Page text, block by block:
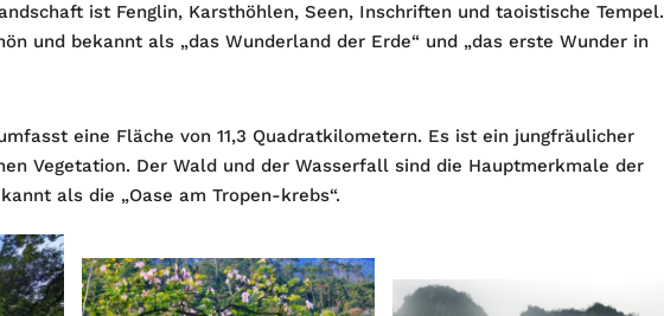
ist Fenglin, Karsthöhlen, Seen, Inschriften und taoistische Tempel.
und bekannt als „das Wunderland der Erde“ und „das erste Wunder in
eine Fläche von 11,3 Quadratkilometern. Es ist ein jungfräulicher
Vegetation. Der Wald und der Wasserfall sind die Hauptmerkmale der
als die „Oase am Tropen-krebs“.